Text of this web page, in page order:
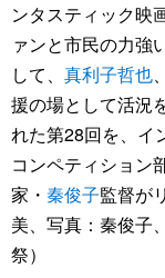
ンタスティック映
ァンと市民の力強
して、 真利子哲也、
援の場として活況
れた第28回を、イ
コンペティション
家・ 秦俊子監督が
美、写真：秦俊子
祭）